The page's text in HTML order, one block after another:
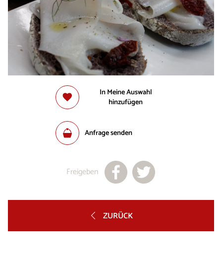
In Meine Auswahl
hinzufügen
Anfrage senden
Freigeben
ZURÜCK